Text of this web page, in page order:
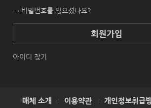
→ 비밀번호를 잊으셨나요?
회원가입
아이디 찾기
매체 소개 이용약관 개인정보취급